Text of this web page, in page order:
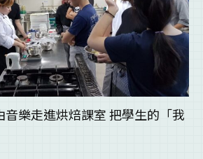
樂走進烘焙課室 把學生的「我